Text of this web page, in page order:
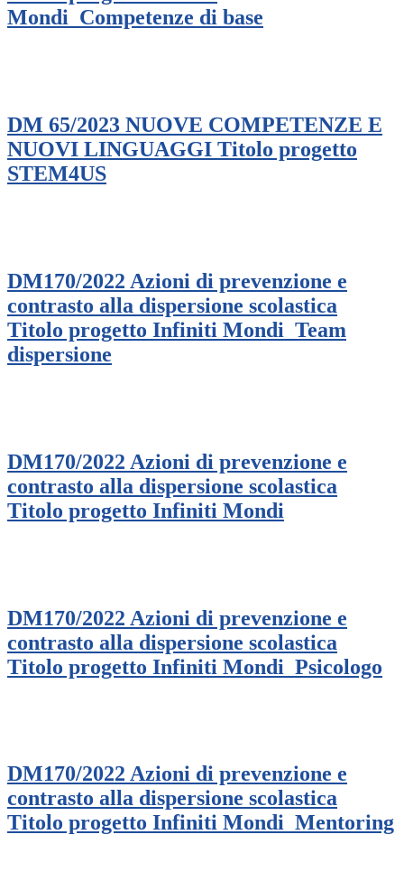
Mondi_Competenze di base
DM 65/2023 NUOVE COMPETENZE E
NUOVI LINGUAGGI Titolo progetto
STEM4US
DM170/2022 Azioni di prevenzione e
contrasto alla dispersione scolastica
Titolo progetto Infiniti Mondi_Team
dispersione
DM170/2022 Azioni di prevenzione e
contrasto alla dispersione scolastica
Titolo progetto Infiniti Mondi
DM170/2022 Azioni di prevenzione e
contrasto alla dispersione scolastica
Titolo progetto Infiniti Mondi_Psicologo
DM170/2022 Azioni di prevenzione e
contrasto alla dispersione scolastica
Titolo progetto Infiniti Mondi_Mentoring